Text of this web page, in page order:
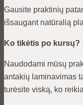
Gausite praktinių
išsaugant natūralią
Ko tikėtis po kursų?
Naudodami mūsų
antakių laminavimas
turėsite viską, ko